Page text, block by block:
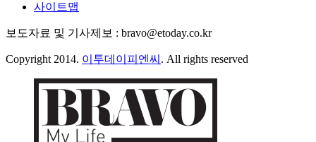
사이트맵
보도자료 및 기사제보 : bravo@etoday.co.kr
Copyright 2014. 이투데이피엔씨 . All rights reserved